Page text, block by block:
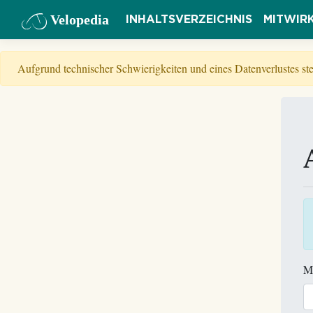
Velopedia INHALTSVERZEICHNIS
Aufgrund technischer Schwierigkeiten und eines Datenverlustes